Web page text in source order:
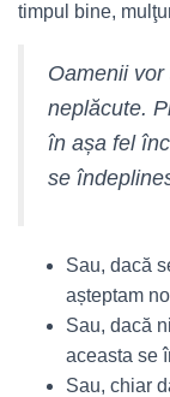
timpul bine,
Oamenii
neplăcute.
în așa fel
se
Sau, dacă
așteptam
Sau, dacă
aceasta se
Sau, chiar